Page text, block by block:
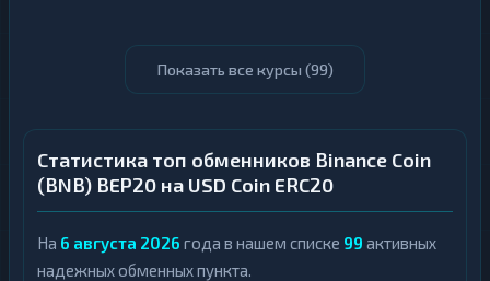
Показать все курсы (99)
Статистика топ обменников Binance Coin
(BNB) BEP20 на USD Coin ERC20
На 6 августа 2026 года в нашем списке 99 активных
надежных обменных пункта.